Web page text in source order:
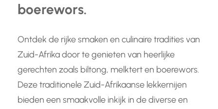
boerewors.
Ontdek de rijke smaken en culinaire tradities van
Zuid-Afrika door te genieten van heerlijke
gerechten zoals biltong, melktert en boerewors.
Deze traditionele Zuid-Afrikaanse lekkernijen
bieden een smaakvolle inkijk in de diverse en